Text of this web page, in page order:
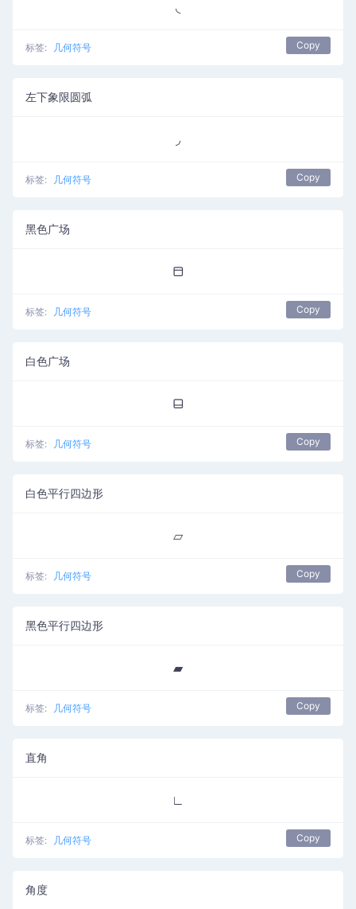
◟
标签: 几何符号 Copy
左下象限圆弧
◞
标签: 几何符号 Copy
黑色广场
⬒
标签: 几何符号 Copy
白色广场
⬓
标签: 几何符号 Copy
白色平行四边形
▱
标签: 几何符号 Copy
黑色平行四边形
▰
标签: 几何符号 Copy
直角
∟
标签: 几何符号 Copy
角度